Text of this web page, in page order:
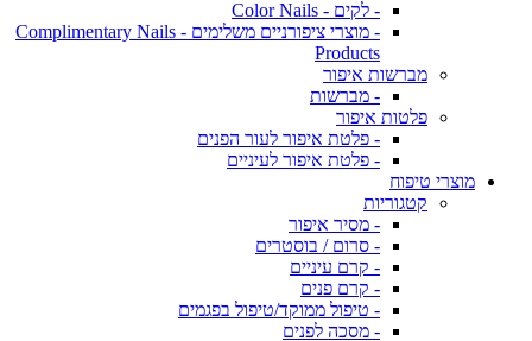
- לקים - Color Nails
- מוצרי ציפורניים משלימים - Complimentary Nails
Products
מברשות איפור
- מברשות
פלטות איפור
- פלטת איפור לעור הפנים
- פלטת איפור לעיניים
מוצרי טיפוח
קטגוריות
- מסיר איפור
- סרום / בוסטרים
- קרם עיניים
- קרם פנים
- טיפול ממוקד/טיפול בפגמים
- מסכה לפנים